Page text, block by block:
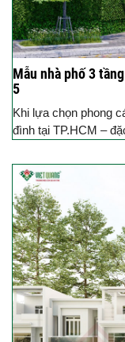
Mẫu nhà phố 3
5
Khi lựa chọn phong
đình tại TP.HCM –